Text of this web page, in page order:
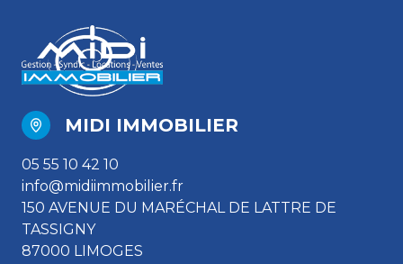
MIDI IMMOBILIER
05 55 10 42 10
info@midiimmobilier.fr
150 AVENUE DU MARÉCHAL DE LATTRE DE
TASSIGNY
87000 LIMOGES